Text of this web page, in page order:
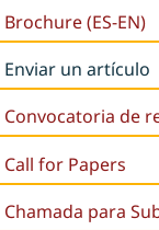
Brochure (ES-EN)
Enviar un artículo
Convocatoria de
Call for Papers
Chamada para